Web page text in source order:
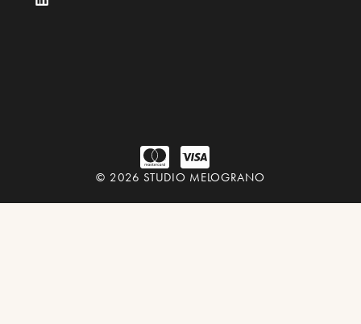
© 2026 STUDIO MELOGRANO